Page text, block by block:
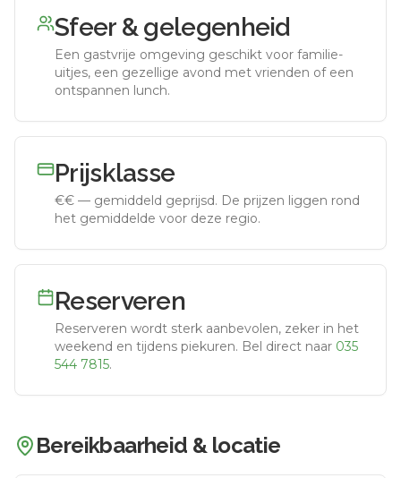
Sfeer & gelegenheid
Een gastvrije omgeving geschikt voor familie-
uitjes, een gezellige avond met vrienden of een
ontspannen lunch.
Prijsklasse
€€ — gemiddeld geprijsd. De prijzen liggen rond
het gemiddelde voor deze regio.
Reserveren
Reserveren wordt sterk aanbevolen, zeker in het
weekend en tijdens piekuren. Bel direct naar 035
544 7815.
Bereikbaarheid & locatie